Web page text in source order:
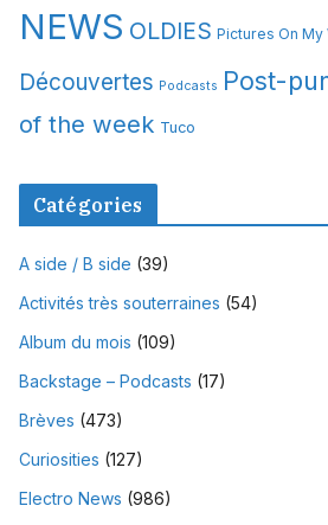
NEWS OLDIES Pictures On My
Découvertes Podcasts Post-
of the week Tuco
Catégories
A side / B side (39)
Activités très souterraines (54)
Album du mois (109)
Backstage – Podcasts (17)
Brèves (473)
Curiosities (127)
Electro News (986)